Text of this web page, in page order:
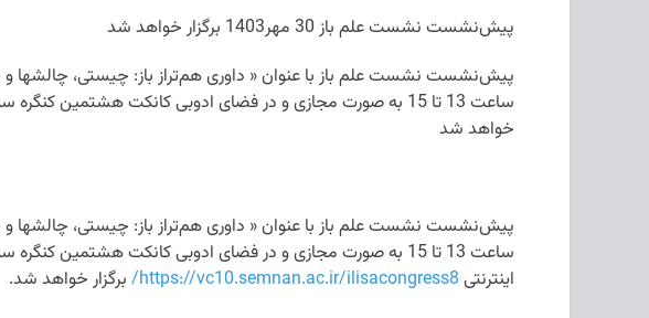
پیش‌نشست نشست علم باز 30 مهر1403 برگزار خواهد شد
ساعت 13 تا 15 به صورت مجازی و در فضای ادوبی کانکت هشتمین
خواهد شد
ساعت 13 تا 15 به صورت مجازی و در فضای ادوبی کانکت هشتمین
اینترنتی https://vc10.semnan.ac.ir/ilisacongress8/ برگزار خواهد شد.